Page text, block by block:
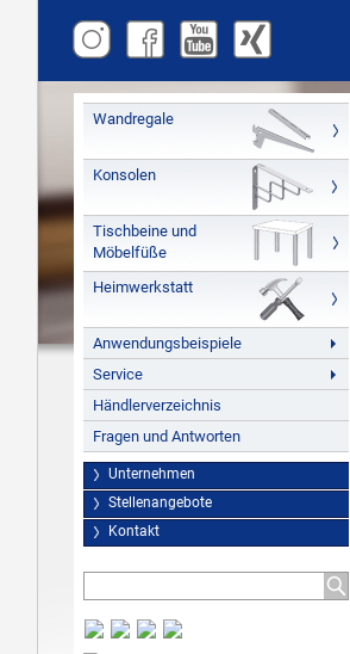
Wandregale
Konsolen
Tischbeine und
Möbelfüße
Heimwerkstatt
Anwendungsbeispiele
Service
Händlerverzeichnis
Fragen und Antworten
Unternehmen
Stellenangebote
Kontakt